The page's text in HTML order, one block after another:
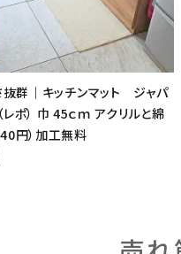
群｜キッチンマット ジャパ
レポ） 巾 45ｃｍ アクリルと綿
円）加工無料